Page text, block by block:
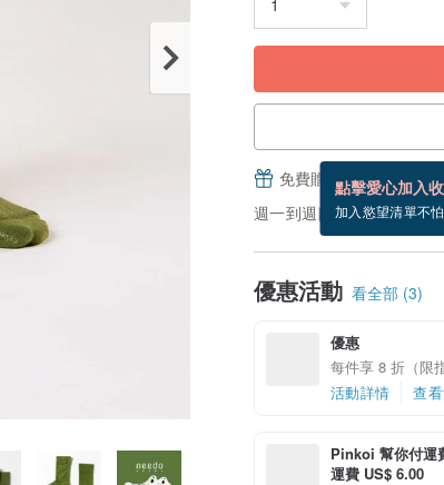
點擊愛心加入
加入慾望清單不
免費贈送電子賀卡，結
週一到週四，付款後 24
優惠活動 看全部 (3)
優惠
每件享 8 折（限
活動詳情
查
Pinkoi 幫你付運
運費 US$ 6.00